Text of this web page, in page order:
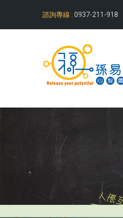
諮詢專線 : 0937-211-918